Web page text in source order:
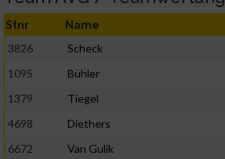
Stnr Name
3826 Scheck
1095
Bühler
1379
Tiegel
4698
Diethers
6672
Van Gulik